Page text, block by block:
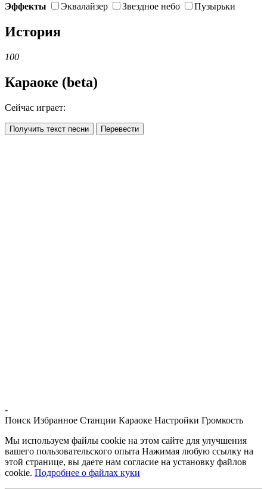
Эффекты
Эквалайзер Звездное небо Пузырьки
История
100
Караоке (beta)
Сейчас играет:
Получить текст песни Перевести
-
Поиск Избранное Станции Караоке Настройки Громкость
Мы используем файлы cookie на этом сайте для улучшения
вашего пользовательского опыта Нажимая любую ссылку на
этой странице, вы даете нам согласие на установку файлов
cookie. Подробнее о файлах куки